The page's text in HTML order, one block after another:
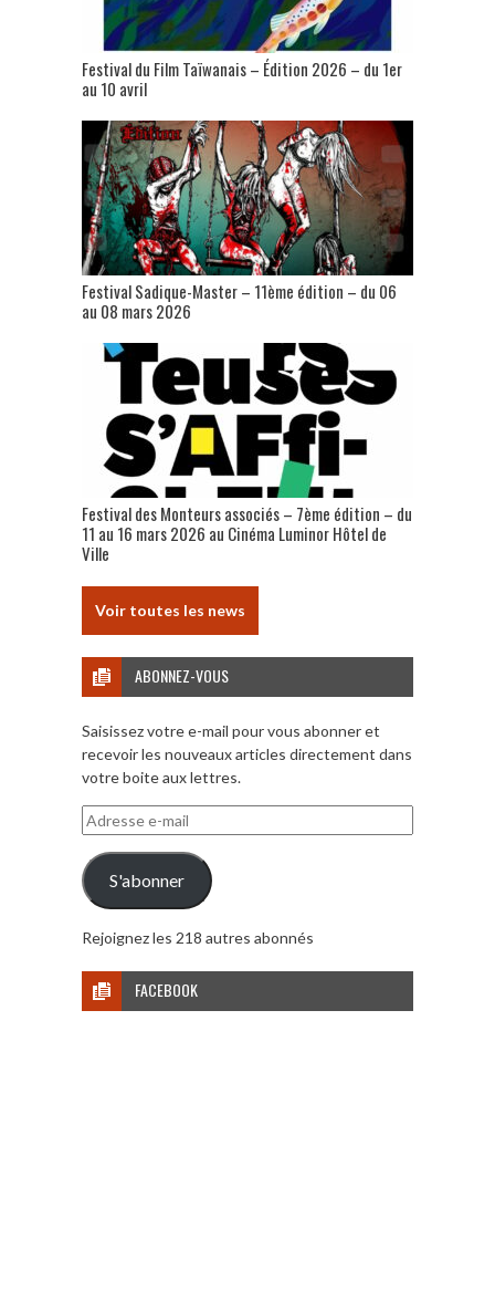
Festival du Film Taïwanais – Édition 2026 – du 1er
au 10 avril
Festival Sadique-Master – 11ème édition – du 06
au 08 mars 2026
Festival des Monteurs associés – 7ème édition – du
11 au 16 mars 2026 au Cinéma Luminor Hôtel de
Ville
Voir toutes les news
ABONNEZ-VOUS
Saisissez votre e-mail pour vous abonner et
recevoir les nouveaux articles directement dans
votre boite aux lettres.
Adresse
e-
mail
S'abonner
Rejoignez les 218 autres abonnés
FACEBOOK